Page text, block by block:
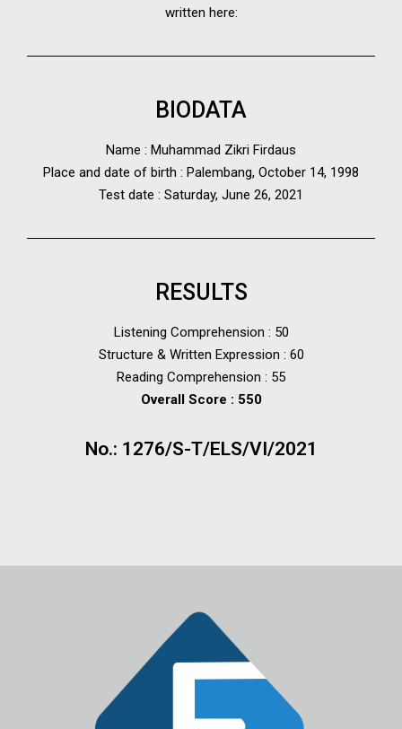
written here:
BIODATA
Name : Muhammad Zikri Firdaus
Place and date of birth : Palembang, October 14, 1998
Test date : Saturday, June 26, 2021
RESULTS
Listening Comprehension : 50
Structure & Written Expression : 60
Reading Comprehension : 55
Overall Score : 550
No.: 1276/S-T/ELS/VI/2021